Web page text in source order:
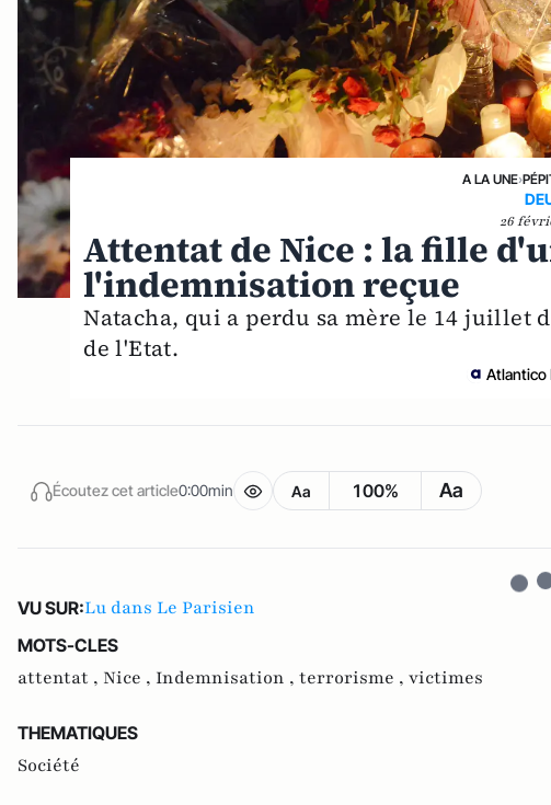
A LA UNE›
26
Attentat de Nice : la fille
l'indemnisation reçue
Natacha, qui a perdu sa mère le 14 juillet
de l'Etat.
Atlantico
Écoutez cet article0:00min Aa 100% Aa
VU SUR:Lu dans Le Parisien
MOTS-CLES
attentat , Nice , Indemnisation , terrorisme , victimes
THEMATIQUES
Société